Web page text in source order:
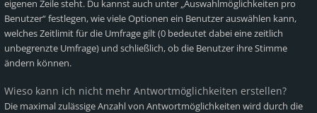
eigenen Zeile steht. Du kannst auch unter „Auswahlmöglichkeiten pro
Benutzer“ festlegen, wie viele Optionen ein Benutzer auswählen kann,
welches Zeitlimit für die Umfrage gilt (0 bedeutet dabei eine zeitlich
unbegrenzte Umfrage) und schließlich, ob die Benutzer ihre Stimme
ändern können.
Wieso kann ich nicht mehr Antwortmöglichkeiten erstellen?
Die maximal zulässige Anzahl von Antwortmöglichkeiten wird durch die